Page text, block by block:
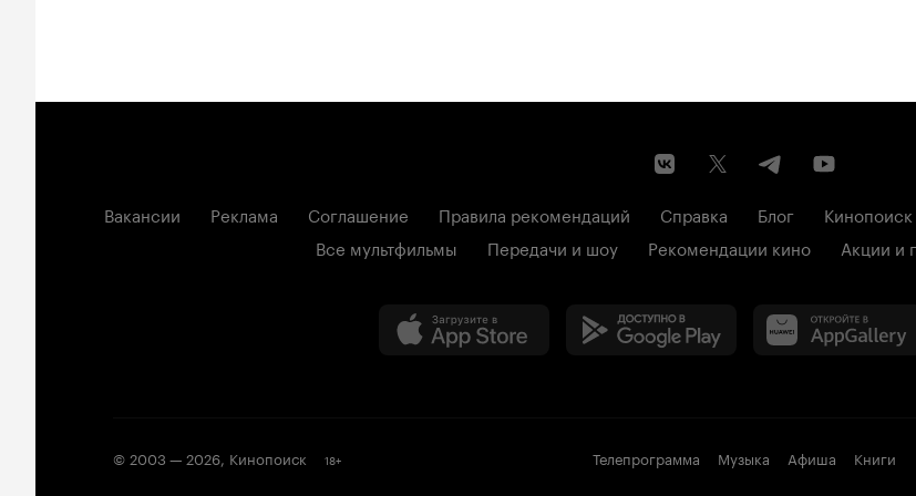
Вакансии Реклама Соглашение Правила рекомендаций Справка Блог Кинопоиск
Все мультфильмы
Передачи и шоу Рекомендации кино Акции и
© 2003 —2026, Кинопоиск 18+ Телепрограмма Музыка Афиша Книги